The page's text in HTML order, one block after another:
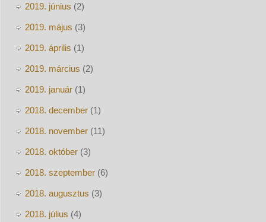
2019. június (2)
2019. május (3)
2019. április (1)
2019. március (2)
2019. január(1)
2018. december(1)
2018. november(11)
2018. október(3)
2018. szeptember(6)
2018. augusztus (3)
2018. július (4)